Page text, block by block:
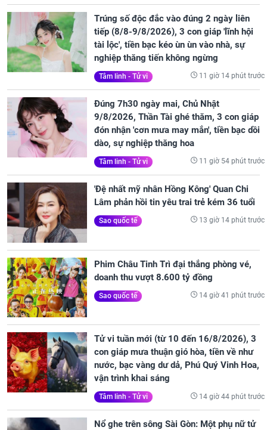
Trúng số độc đắc vào đúng 2 ngày liên
tiếp (8/8-9/8/2026), 3 con giáp 'lĩnh hội
tài lộc', tiền bạc kéo ùn ùn vào nhà, sự
nghiệp thăng tiến không ngừng
Tâm linh - Tử vi 11 giờ 14 phút trước
Đúng 7h30 ngày mai, Chủ Nhật
9/8/2026, Thần Tài ghé thăm, 3 con giáp
đón nhận 'cơn mưa may mắn', tiền bạc dồi
dào, sự nghiệp thăng hoa
Tâm linh - Tử vi 11 giờ 54 phút trước
'Đệ nhất mỹ nhân Hồng Kông' Quan Chi
Lâm phản hồi tin yêu trai trẻ kém 36 tuổi
Sao quốc tế 13 giờ 14 phút trước
Phim Châu Tinh Trì đại thắng phòng vé,
doanh thu vượt 8.600 tỷ đồng
Sao quốc tế 14 giờ 41 phút trước
Tử vi tuần mới (từ 10 đến 16/8/2026), 3
con giáp mưa thuận gió hòa, tiền về như
nước, bạc vàng dư dả, Phú Quý Vinh Hoa,
vận trình khai sáng
Tâm linh - Tử vi 14 giờ 44 phút trước
Nổ ghe trên sông Sài Gòn: Một phụ nữ tử